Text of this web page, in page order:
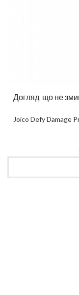
Догляд, що не
Joico Defy Damage